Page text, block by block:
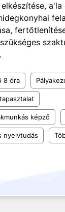
8 óra
képző
nyelvtudás